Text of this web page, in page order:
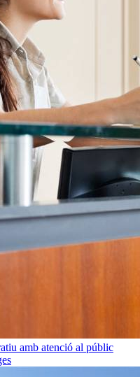
amb atenció al públic